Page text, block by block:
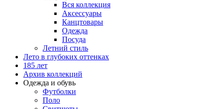
Вся коллекция
Аксессуары
Канцтовары
Одежда
Посуда
Летний стиль
Лето в глубоких оттенках
185 лет
Архив коллекций
Одежда и обувь
Футболки
Поло